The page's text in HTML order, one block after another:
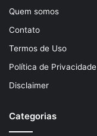
Quem somos
Contato
Termos de Uso
Política de Privacidade
Disclaimer
Categorias